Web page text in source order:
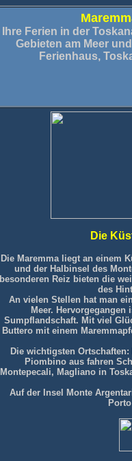
Ihre Ferien in der
Gebieten am Meer
Ferienhaus,
Die
Die Maremma liegt an einem
und der Halbinsel des
besonderen Reiz bieten die
des
An vielen Stellen hat man
Meer. Hervorgegangen
Sumpflandschaft. Mit viel
Buttero mit einem
Die wichtigsten
Piombino aus fahren
Montepecali, Magliano in
Auf der Insel Monte